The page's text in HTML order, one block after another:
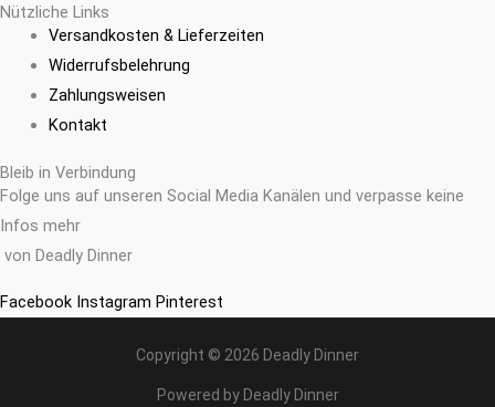
Nützliche Links
Versandkosten & Lieferzeiten
Widerrufsbelehrung
Zahlungsweisen
Kontakt
Bleib in Verbindung
Folge uns auf unseren Social Media Kanälen und verpasse keine
Infos mehr
von Deadly Dinner
Facebook Instagram Pinterest
Copyright © 2026 Deadly Dinner
Powered by Deadly Dinner